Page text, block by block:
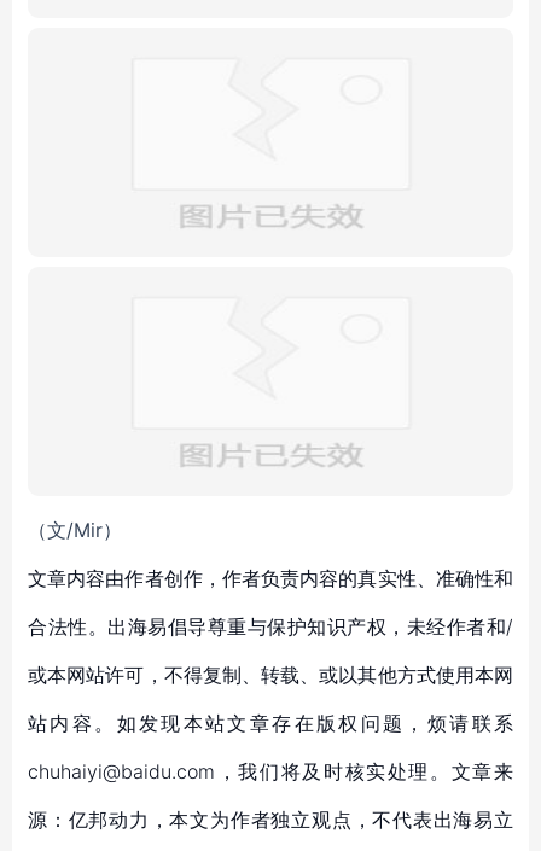
（文/Mir）
文章内容由作者创作，作者负责内容的真实性、准确性和
合法性。出海易倡导尊重与保护知识产权，未经作者和/
或本网站许可，不得复制、转载、或以其他方式使用本网
站内容。如发现本站文章存在版权问题，烦请联系
chuhaiyi@baidu.com，我们将及时核实处理。文章来
源：亿邦动力，本文为作者独立观点，不代表出海易立